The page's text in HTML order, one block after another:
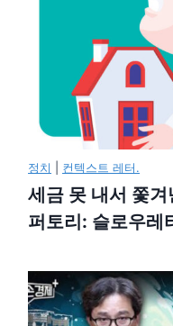
정치 컨텍스트 레터.
세금 못 내서 쫓
퍼토리: 슬로우레